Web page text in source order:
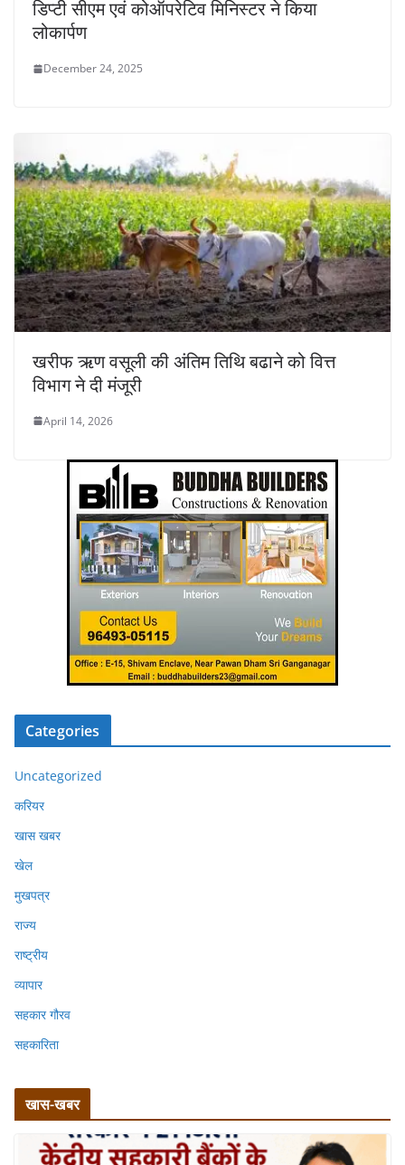
डिप्टी सीएम एवं कोऑपरेटिव मिनिस्टर ने किया
लोकार्पण
December 24, 2025
खरीफ ऋण वसूली की अंतिम तिथि बढाने को वित्त
विभाग ने दी मंजूरी
April 14, 2026
Categories
Uncategorized
करियर
खास खबर
खेल
मुखपत्र
राज्य
राष्ट्रीय
व्यापार
सहकार गौरव
सहकारिता
खास-खबर